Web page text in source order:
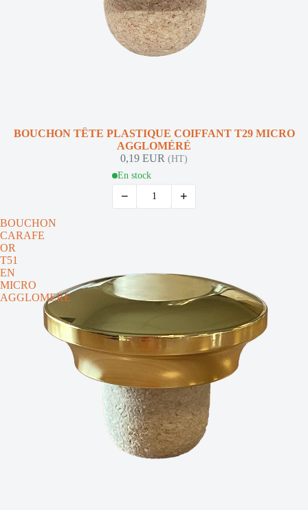
BOUCHON TÊTE PLASTIQUE COIFFANT T29 MICRO
AGGLOMÉRÉ
0,19 EUR (HT)
En stock
− +
BOUCHON
CARAFE
OR
T51
EN
MICRO
AGGLOMERE